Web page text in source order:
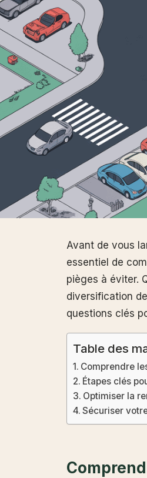
Avant de vous
essentiel de
pièges à éviter.
diversification
questions clés
Table des
Comprendre
Étapes clés
Optimiser la
Sécuriser